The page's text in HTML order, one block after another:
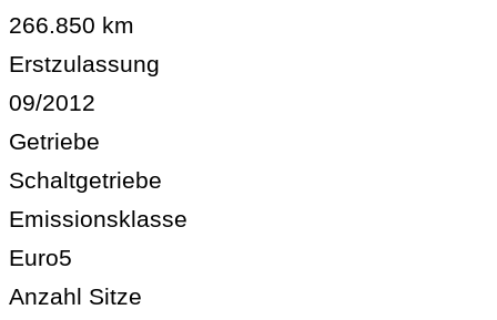
266.850 km
Erstzulassung
09/2012
Getriebe
Schaltgetriebe
Emissionsklasse
Euro5
Anzahl Sitze